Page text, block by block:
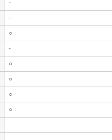
-
-
○
-
○
○
○
○
-